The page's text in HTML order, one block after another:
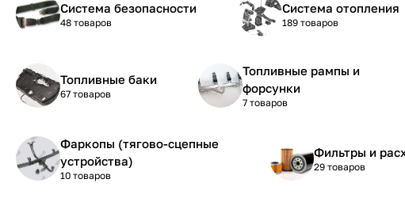
Система безопасности
48 товаров
Система отопления
189 товаров
Топливные баки
67 товаров
Топливные рампы и
форсунки
7 товаров
Фаркопы (тягово-сцепные
устройства)
10 товаров
Фильтры и
29 товаров